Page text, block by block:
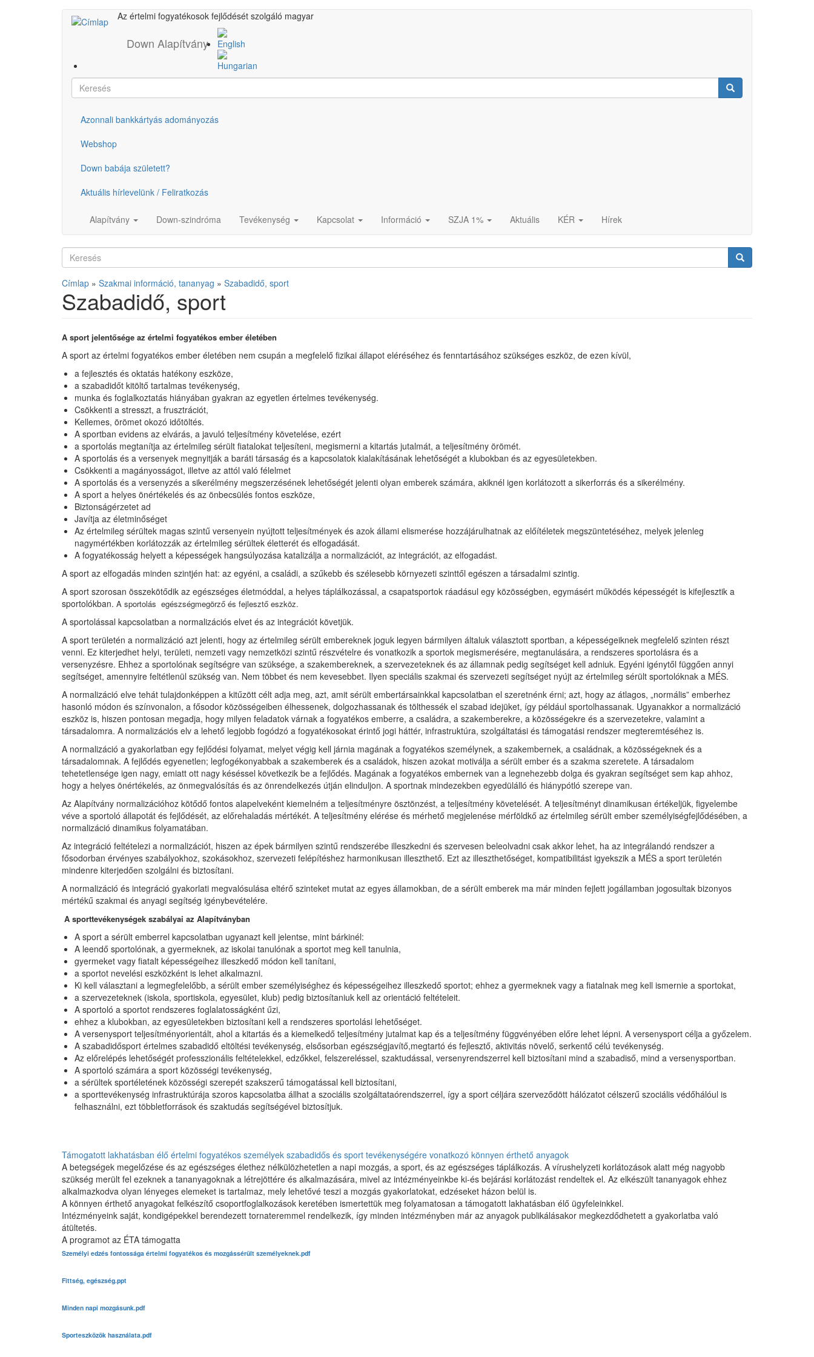
Az értelmi fogyatékosok fejlődését szolgáló magyar
Down Alapítvány
Keresés Keresés
Gyorslinkek
Azonnali bankkártyás adományozás
Webshop
Down babája született?
Aktuális hírlevelünk / Feliratkozás
Main
Alapítvány Down-szindróma Tevékenység Kapcsolat Információ SZJA 1% Aktuális KÉR Hírek
Keresés Keresés
Címlap » Szakmai információ, tananyag » Szabadidő, sport
Szabadidő, sport
A sport jelentősége az értelmi fogyatékos ember életében
A sport az értelmi fogyatékos ember életében nem csupán a megfelelő fizikai állapot eléréséhez és fenntartásához szükséges eszköz, de ezen kívül,
a fejlesztés és oktatás hatékony eszköze,
a szabadidőt kitöltő tartalmas tevékenység,
munka és foglalkoztatás hiányában gyakran az egyetlen értelmes tevékenység.
Csökkenti a stresszt, a frusztrációt,
Kellemes, örömet okozó időtöltés.
A sportban evidens az elvárás, a javuló teljesítmény követelése, ezért
a sportolás megtanítja az értelmileg sérült fiatalokat teljesíteni, megismerni a kitartás jutalmát, a teljesítmény örömét.
A sportolás és a versenyek megnyitják a baráti társaság és a kapcsolatok kialakításának lehetőségét a klubokban és az egyesületekben.
Csökkenti a magányosságot, illetve az attól való félelmet
A sportolás és a versenyzés a sikerélmény megszerzésének lehetőségét jelenti olyan emberek számára, akiknél igen korlátozott a sikerforrás és a sikerélmény.
A sport a helyes önértékelés és az önbecsülés fontos eszköze,
Biztonságérzetet ad
Javítja az életminőséget
Az értelmileg sérültek magas szintű versenyein nyújtott teljesítmények és azok állami elismerése hozzájárulhatnak az előítéletek megszüntetéséhez, melyek jelenleg
nagymértékben korlátozzák az értelmileg sérültek életterét és elfogadását.
A fogyatékosság helyett a képességek hangsúlyozása katalizálja a normalizációt, az integrációt, az elfogadást.
A sport az elfogadás minden szintjén hat: az egyéni, a családi, a szűkebb és szélesebb környezeti szinttől egészen a társadalmi szintig.
A sport szorosan összekötődik az egészséges életmóddal, a helyes táplálkozással, a csapatsportok ráadásul egy közösségben, egymásért működés képességét is kifejlesztik a
sportolókban. A sportolás egészségmegörző és fejlesztő eszköz.
A sportolással kapcsolatban a normalizációs elvet és az integrációt követjük.
A sport területén a normalizáció azt jelenti, hogy az értelmileg sérült embereknek joguk legyen bármilyen általuk választott sportban, a képességeiknek megfelelő szinten részt
venni. Ez kiterjedhet helyi, területi, nemzeti vagy nemzetközi szintű részvételre és vonatkozik a sportok megismerésére, megtanulására, a rendszeres sportolásra és a
versenyzésre. Ehhez a sportolónak segítségre van szüksége, a szakembereknek, a szervezeteknek és az államnak pedig segítséget kell adniuk. Egyéni igénytől függően annyi
segítséget, amennyire feltétlenül szükség van. Nem többet és nem kevesebbet. Ilyen speciális szakmai és szervezeti segítséget nyújt az értelmileg sérült sportolóknak a MÉS.
A normalizáció elve tehát tulajdonképpen a kitűzött célt adja meg, azt, amit sérült embertársainkkal kapcsolatban el szeretnénk érni; azt, hogy az átlagos, „normális” emberhez
hasonló módon és színvonalon, a fősodor közösségeiben élhessenek, dolgozhassanak és tölthessék el szabad idejüket, így például sportolhassanak. Ugyanakkor a normalizáció
eszköz is, hiszen pontosan megadja, hogy milyen feladatok várnak a fogyatékos emberre, a családra, a szakemberekre, a közösségekre és a szervezetekre, valamint a
társadalomra. A normalizációs elv a lehető legjobb fogódzó a fogyatékosokat érintő jogi háttér, infrastruktúra, szolgáltatási és támogatási rendszer megteremtéséhez is.
A normalizáció a gyakorlatban egy fejlődési folyamat, melyet végig kell járnia magának a fogyatékos személynek, a szakembernek, a családnak, a közösségeknek és a
társadalomnak. A fejlődés egyenetlen; legfogékonyabbak a szakemberek és a családok, hiszen azokat motiválja a sérült ember és a szakma szeretete. A társadalom
tehetetlensége igen nagy, emiatt ott nagy késéssel következik be a fejlődés. Magának a fogyatékos embernek van a legnehezebb dolga és gyakran segítséget sem kap ahhoz,
hogy a helyes önértékelés, az önmegvalósítás és az önrendelkezés útján elinduljon. A sportnak mindezekben egyedülálló és hiánypótló szerepe van.
Az Alapítvány normalizációhoz kötődő fontos alapelveként kiemelném a teljesítményre ösztönzést, a teljesítmény követelését. A teljesítményt dinamikusan értékeljük, figyelembe
véve a sportoló állapotát és fejlődését, az előrehaladás mértékét. A teljesítmény elérése és mérhető megjelenése mérföldkő az értelmileg sérült ember személyiségfejlődésében, a
normalizáció dinamikus folyamatában.
Az integráció feltételezi a normalizációt, hiszen az épek bármilyen szintű rendszerébe illeszkedni és szervesen beleolvadni csak akkor lehet, ha az integrálandó rendszer a
fősodorban érvényes szabályokhoz, szokásokhoz, szervezeti felépítéshez harmonikusan illeszthető. Ezt az illeszthetőséget, kompatibilitást igyekszik a MÉS a sport területén
mindenre kiterjedően szolgálni és biztosítani.
A normalizáció és integráció gyakorlati megvalósulása eltérő szinteket mutat az egyes államokban, de a sérült emberek ma már minden fejlett jogállamban jogosultak bizonyos
mértékű szakmai és anyagi segítség igénybevételére.
A sporttevékenységek szabályai az Alapítványban
A sport a sérült emberrel kapcsolatban ugyanazt kell jelentse, mint bárkinél:
A leendő sportolónak, a gyermeknek, az iskolai tanulónak a sportot meg kell tanulnia,
gyermeket vagy fiatalt képességeihez illeszkedő módon kell tanítani,
a sportot nevelési eszközként is lehet alkalmazni.
Ki kell választani a legmegfelelőbb, a sérült ember személyiséghez és képességeihez illeszkedő sportot; ehhez a gyermeknek vagy a fiatalnak meg kell ismernie a sportokat,
a szervezeteknek (iskola, sportiskola, egyesület, klub) pedig biztosítaniuk kell az orientáció feltételeit.
A sportoló a sportot rendszeres foglalatosságként űzi,
ehhez a klubokban, az egyesületekben biztosítani kell a rendszeres sportolási lehetőséget.
A versenysport teljesítményorientált, ahol a kitartás és a kiemelkedő teljesítmény jutalmat kap és a teljesítmény függvényében előre lehet lépni. A versenysport célja a győzelem.
A szabadidősport értelmes szabadidő eltöltési tevékenység, elsősorban egészségjavítő,megtartó és fejlesztő, aktivitás növelő, serkentő célú tevékenység.
Az előrelépés lehetőségét professzionális feltételekkel, edzőkkel, felszereléssel, szaktudással, versenyrendszerrel kell biztosítani mind a szabadiső, mind a versenysportban.
A sportoló számára a sport közösségi tevékenység,
a sérültek sportéletének közösségi szerepét szakszerű támogatással kell biztosítani,
a sporttevékenység infrastruktúrája szoros kapcsolatba állhat a szociális szolgáltataórendszerrel, így a sport céljára szerveződött hálózatot célszerű szociális védőhálóul is
felhasználni, ezt többletforrások és szaktudás segítségével biztosítjuk.
Támogatott lakhatásban élő értelmi fogyatékos személyek szabadidős és sport tevékenységére vonatkozó könnyen érthető anyagok
A betegségek megelőzése és az egészséges élethez nélkülözhetetlen a napi mozgás, a sport, és az egészséges táplálkozás. A vírushelyzeti korlátozások alatt még nagyobb
szükség merült fel ezeknek a tananyagoknak a létrejöttére és alkalmazására, mivel az intézményeinkbe ki-és bejárási korlátozást rendeltek el. Az elkészült tananyagok ehhez
alkalmazkodva olyan lényeges elemeket is tartalmaz, mely lehetővé teszi a mozgás gyakorlatokat, edzéseket házon belül is.
A könnyen érthető anyagokat felkészítő csoportfoglalkozások keretében ismertettük meg folyamatosan a támogatott lakhatásban élő ügyfeleinkkel.
Intézményeink saját, kondigépekkel berendezett tornateremmel rendelkezik, így minden intézményben már az anyagok publikálásakor megkezdődhetett a gyakorlatba való
átültetés.
A programot az ÉTA támogatta
Személyi edzés fontossága értelmi fogyatékos és mozgássérült személyeknek.pdf
Fittség, egészség.ppt
Minden napi mozgásunk.pdf
Sporteszközök használata.pdf